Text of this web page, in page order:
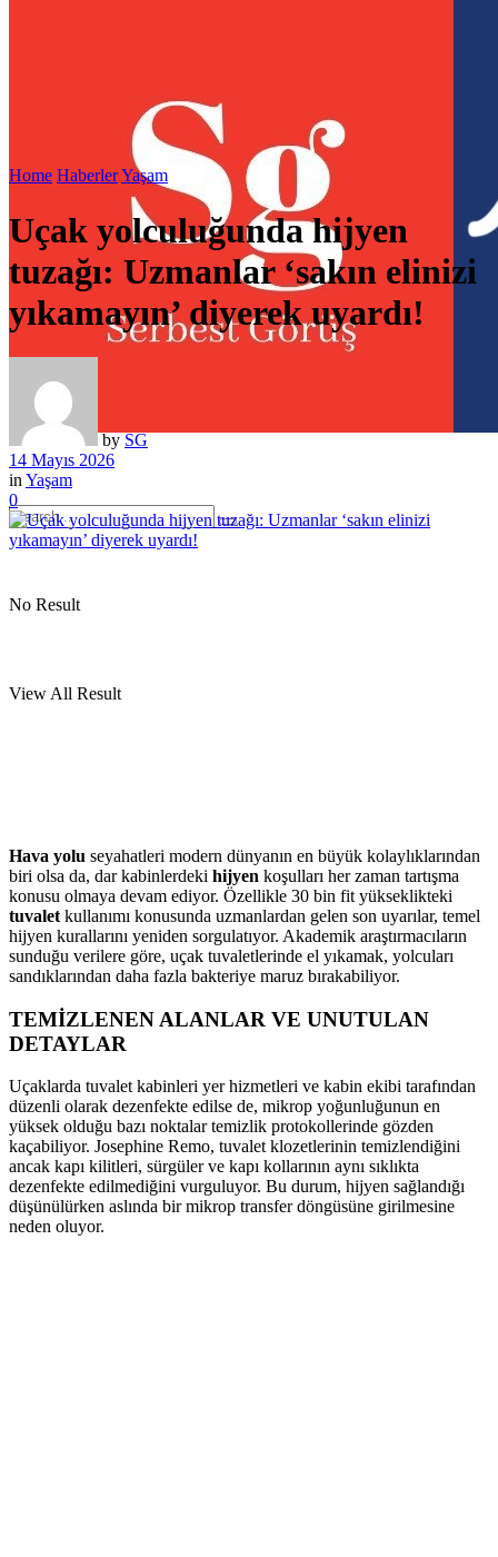
No Result
View All Result
Home HaberlerYaşam
Uçak yolculuğunda hijyen
tuzağı: Uzmanlar ‘sakın elinizi
yıkamayın’ diyerek uyardı!
by SG
14 Mayıs 2026
in Yaşam
0
Hava yolu seyahatleri modern dünyanın en büyük kolaylıklarından
biri olsa da, dar kabinlerdeki hijyen koşulları her zaman tartışma
konusu olmaya devam ediyor. Özellikle 30 bin fit yükseklikteki
tuvalet kullanımı konusunda uzmanlardan gelen son uyarılar, temel
hijyen kurallarını yeniden sorgulatıyor. Akademik araştırmacıların
sunduğu verilere göre, uçak tuvaletlerinde el yıkamak, yolcuları
sandıklarından daha fazla bakteriye maruz bırakabiliyor.
TEMİZLENEN ALANLAR VE UNUTULAN
DETAYLAR
Uçaklarda tuvalet kabinleri yer hizmetleri ve kabin ekibi tarafından
düzenli olarak dezenfekte edilse de, mikrop yoğunluğunun en
yüksek olduğu bazı noktalar temizlik protokollerinde gözden
kaçabiliyor. Josephine Remo, tuvalet klozetlerinin temizlendiğini
ancak kapı kilitleri, sürgüler ve kapı kollarının aynı sıklıkta
dezenfekte edilmediğini vurguluyor. Bu durum, hijyen sağlandığı
düşünülürken aslında bir mikrop transfer döngüsüne girilmesine
neden oluyor.